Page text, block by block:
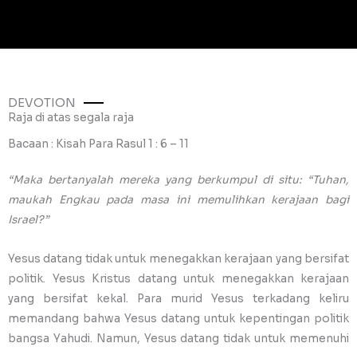
DEVOTION
Raja di atas segala raja
Bacaan : Kisah Para Rasul 1 : 6 – 11
“Maka bertanyalah mereka yang berkumpul di situ: “Tuhan,
maukah Engkau pada masa ini memulihkan kerajaan bagi
Israel?”
Yesus datang tidak untuk menegakkan kerajaan yang bersifat
politik. Yesus Kristus datang untuk menegakkan kerajaan
yang bersifat kekal. Para murid Yesus terkadang keliru
memandang bahwa Yesus datang untuk kepentingan politik
bangsa Yahudi. Namun, Yesus datang tidak untuk memenuhi